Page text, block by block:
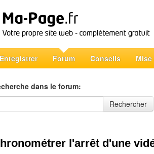
Enregistrer Forum Conseils Mise
dans le forum:
dans le forum
Rechercher
l'arrêt d'une